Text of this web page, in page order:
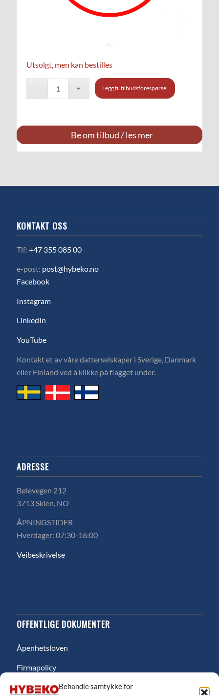
Behandle samtykke for
Utsolgt, men kan bestilles
Legg til tilbudsforespørsel
Be om tilbud / les mer
KONTAKT OSS
Tlf: +47 355 085 00
e-post: post@hybeko.no
Facebook
Instagram
LinkedIn
YouTube
Kontakt et av våre datterselskaper i Sverige, Danmark
eller Finland ved å klikke på flagget under.
ADRESSE
Bølevegen 212
3713 Skien, NO
ÅPNINGSTIDER
Hverdager: 07:30-16:00
Veibeskrivelse
OFFENTLIGE DOKUMENTER
Åpenhetsloven
Firmapolicy
Miljø